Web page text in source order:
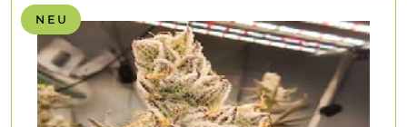
N E U